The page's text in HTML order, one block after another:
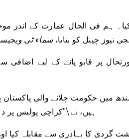
نیوز چینل کو بتایا،سماء ٹی وی
پر قابو پانے کے لیے اضافی
میں حکومت چلانے والی پاکستان
ہیں، نے \”کراچی پولیس
کا بہادری سے مقابلہ کیا